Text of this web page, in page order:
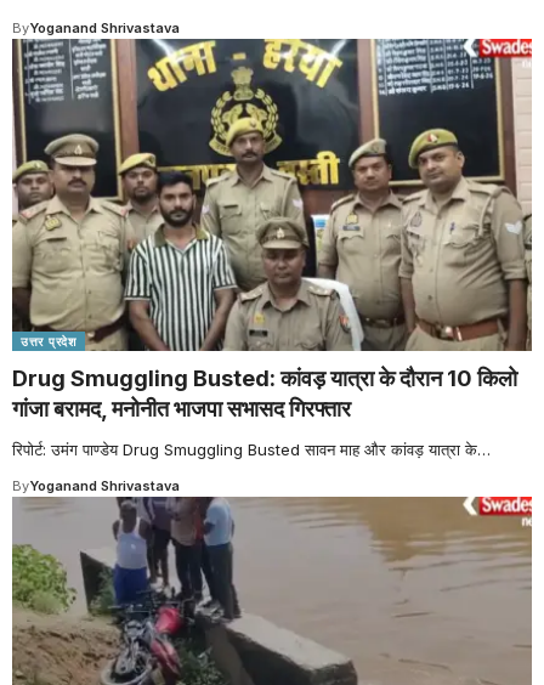
ByYoganand Shrivastava
उत्तर प्रदेश
Drug Smuggling Busted: कांवड़ यात्रा के दौरान 10 किलो
गांजा बरामद, मनोनीत भाजपा सभासद गिरफ्तार
रिपोर्ट: उमंग पाण्डेय Drug Smuggling Busted सावन माह और कांवड़ यात्रा के…
ByYoganand Shrivastava